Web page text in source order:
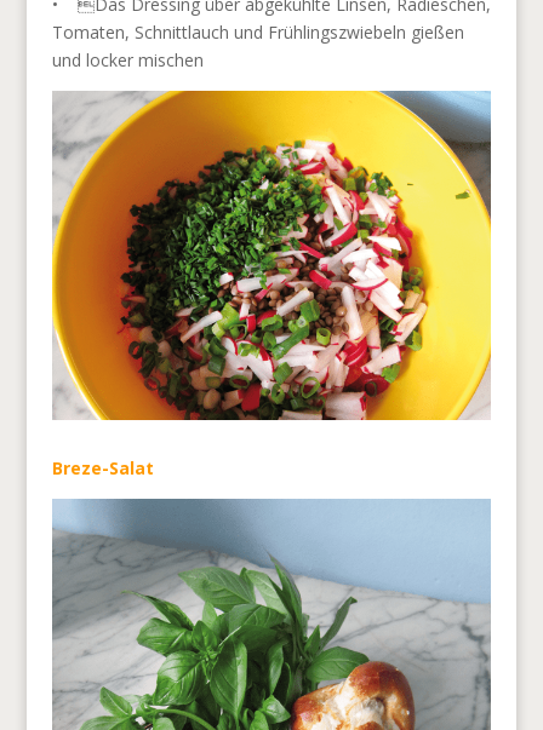
Tomaten, Schnittlauch und Frühlingszwiebeln gießen
und locker mischen
Breze-Salat